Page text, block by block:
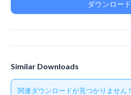
ダウンロード
Similar Downloads
関連ダウンロードが見つかりません !